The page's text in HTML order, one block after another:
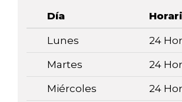
Día
Lunes 24
Martes 24
Miércoles 24